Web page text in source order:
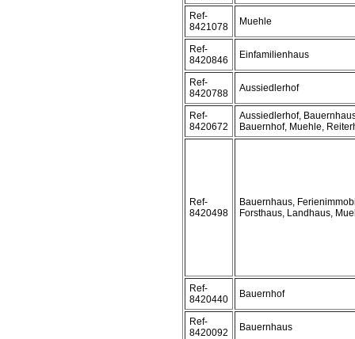
Ref-
8421078
Muehle
Ref-
8420846
Einfamilienhaus
Ref-
8420788
Aussiedlerhof
Ref-
8420672
Aussiedlerhof,
Bauernhof, Muehle,
Ref-
8420498
Bauernhaus,
Forsthaus, Landhaus,
Ref-
8420440
Bauernhof
Ref-
8420092
Bauernhaus